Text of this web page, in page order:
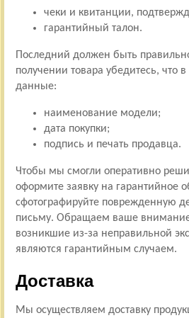
чеки и квитанции,
гарантийный талон.
Последний должен быть
получении товара убедитесь, что
данные:
наименование модели;
дата покупки;
подпись и печать продавца.
Чтобы мы смогли оперативно
оформите заявку на гарантийное
сфотографируйте поврежденную
письму. Обращаем ваше внимание
возникшие из-за неправильной
являются гарантийным случаем.
Доставка
Мы осуществляем доставку